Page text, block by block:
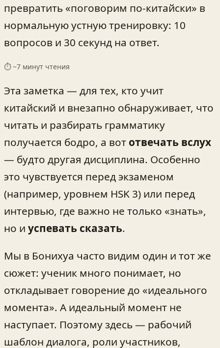
превратить «поговорим по-китайски» в
нормальную устную тренировку: 10
вопросов и 30 секунд на ответ.
⏱ ~7 минут чтения
Эта заметка — для тех, кто учит
китайский и внезапно обнаруживает, что
читать и разбирать грамматику
получается бодро, а вот отвечать вслух
— будто другая дисциплина. Особенно
это чувствуется перед экзаменом
(например, уровнем HSK 3) или перед
интервью, где важно не только «знать»,
но и успевать сказать.
Мы в Бонихуа часто видим один и тот же
сюжет: ученик много понимает, но
откладывает говорение до «идеального
момента». А идеальный момент не
наступает. Поэтому здесь — рабочий
шаблон диалога, роли участников,